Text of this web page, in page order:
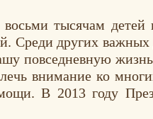
тысячам детей
Среди других
повседневную
внимание ко
В 2013 году